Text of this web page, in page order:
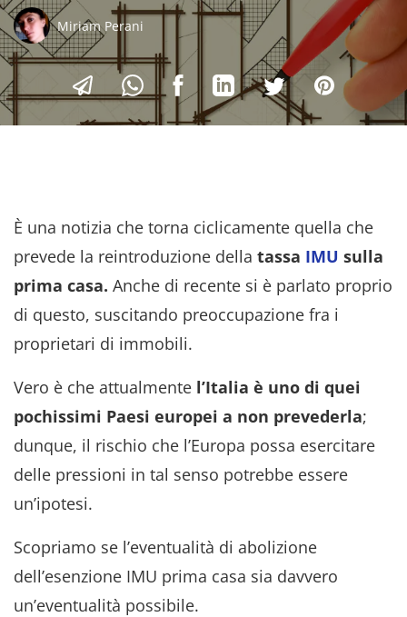
Miriam Perani
È una notizia che torna ciclicamente quella che
prevede la reintroduzione della tassa IMU sulla
prima casa. Anche di recente si è parlato proprio
di questo, suscitando preoccupazione fra i
proprietari di immobili.
Vero è che attualmente l’Italia è uno di quei
pochissimi Paesi europei a non prevederla;
dunque, il rischio che l’Europa possa esercitare
delle pressioni in tal senso potrebbe essere
un’ipotesi.
Scopriamo se l’eventualità di abolizione
dell’esenzione IMU prima casa sia davvero
un’eventualità possibile.